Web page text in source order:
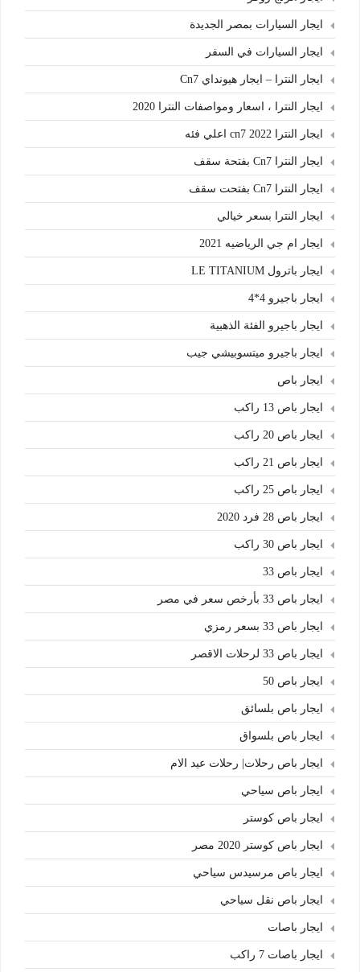
ايجار السيارات بمصر الجديدة
ايجار السيارات في السفر
ايجار النترا – ايجار هيونداي Cn7
ايجار النترا ، اسعار ومواصفات النترا 2020
ايجار النترا cn7 2022 اعلي فئه
ايجار النترا Cn7 بفتحة سقف
ايجار النترا Cn7 بفتحت سقف
ايجار النترا بسعر خيالي
ايجار ام جي الرياضيه 2021
ايجار باترول LE TITANIUM
ايجار باجيرو 4*4
ايجار باجيرو الفئة الذهبية
ايجار باجيرو ميتسوبيشي جيب
ايجار باص
ايجار باص 13 راكب
ايجار باص 20 راكب
ايجار باص 21 راكب
ايجار باص 25 راكب
ايجار باص 28 فرد 2020
ايجار باص 30 راكب
ايجار باص 33
ايجار باص 33 بأرخص سعر في مصر
ايجار باص 33 بسعر رمزي
ايجار باص 33 لرحلات الاقصر
ايجار باص 50
ايجار باص بلسائق
ايجار باص بلسواق
ايجار باص رحلات| رحلات عيد الام
ايجار باص سياحي
ايجار باص كوستر
ايجار باص كوستر 2020 مصر
ايجار باص مرسيدس سياحي
ايجار باص نقل سياحي
ايجار باصات
ايجار باصات 7 راكب